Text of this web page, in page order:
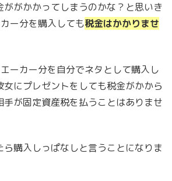
ががかかってしまうのかな？と思いき
ー分を購入しても税金はかかりませ
ーカー分を自分でネタとして購入し
女にプレゼントをしても税金がかから
手が固定資産税を払うことはありませ
購入しっぱなしと言うことになりま